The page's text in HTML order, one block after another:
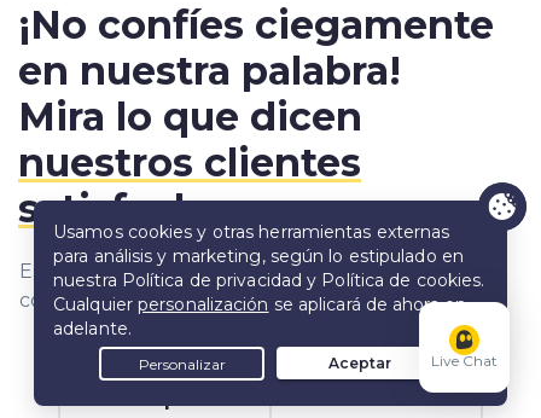
¡No confíes ciegamente
en nuestra palabra!
Mira lo que dicen
nuestros clientes
satisfechos:
Esto es lo que dicen nuestros clientes encantados
con CyberGhost VPN.
Los Ghosties
Live Chat